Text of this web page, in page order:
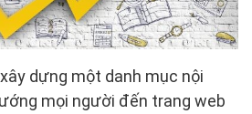
dựng một danh mục nội
mọi người đến trang web